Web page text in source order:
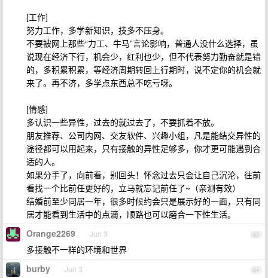
[工作]
努力工作，多学新知识，技多不压身。
不要被网上那些“力工、牛马”言论影响，普通人没什么选择，虽
说现在经济下行，机会少，红利也少，但不代表努力勤奋就是错
的，多积累积累，等经济周期转回上行期时，说不定你的机会就
来了。再不济，多学点东西总不吃亏呀。
[情感]
多认识一些异性，过去的就过去了，不要抓着不放。
朋友推荐、公司内网、交友软件、兴趣小组，凡是能结交异性的
途径都可以用起来，只有接触的异性足够多，你才更可能遇到合
适的人。
如果分手了，向前看，别回头！怀念过去只会让自己沉沦，往前
看找一个比前任更好的，立马就忘记前任了~（亲测有效）
结婚前至少同居一年，很多时候约会只是展示好的一面，只有同
居才能看到生活中的点滴，顺路也可以磨合一下性生活。
63
Orange2269 Jun 3
多接触不一样的环境和世界
64
burby Jun 3